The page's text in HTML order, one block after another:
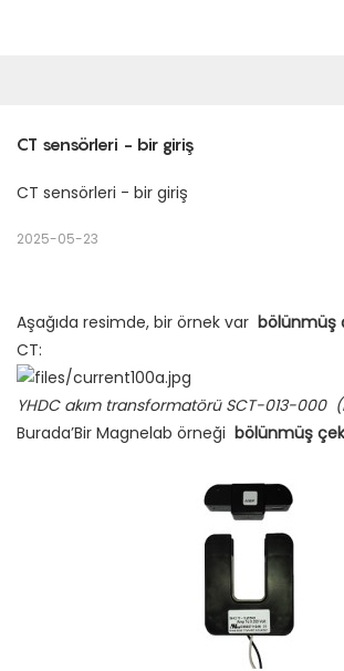
CT sensörleri - bir giriş
CT sensörleri - bir giriş
2025-05-23
Aşağıda resimde, bir örnek var bölünmüş
CT:
YHDC akım transformatörü SCT-013-000
Burada’Bir Magnelab örneği bölünmüş